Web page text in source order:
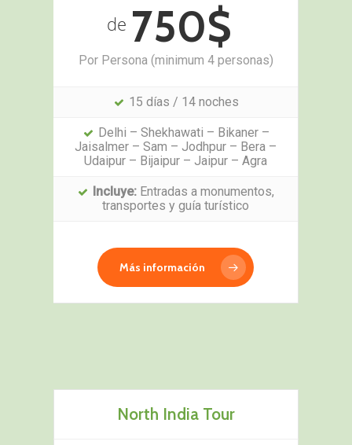
de750$
Por Persona (minimum 4 personas)
15 días / 14 noches
Delhi – Shekhawati – Bikaner –
Jaisalmer – Sam – Jodhpur – Bera –
Udaipur – Bijaipur – Jaipur – Agra
Incluye: Entradas a monumentos,
transportes y guía turístico
Más información
North India Tour